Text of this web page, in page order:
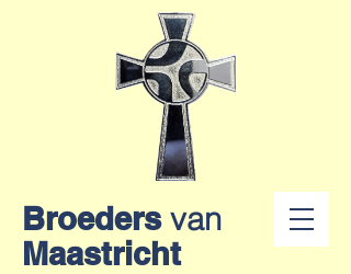
Broeders van
Maastricht